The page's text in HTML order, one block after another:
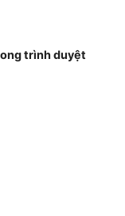
trình duyệt